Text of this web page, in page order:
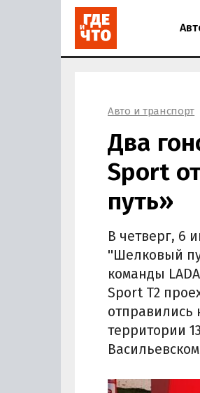
Авто и транспорт
Два
Sport
путь»
В четверг, 6
''Шелковый
команды
Sport T2
отправились
территории